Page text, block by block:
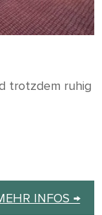
trotzdem ruhig
INFOS →